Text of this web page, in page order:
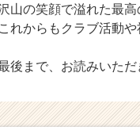
山の笑顔で溢れた最高
これからもクラブ活動
後まで、お読みいただ